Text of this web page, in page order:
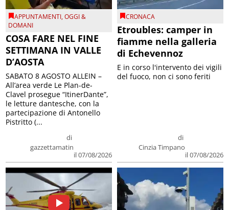
APPUNTAMENTI,OGGI &
DOMANI
COSA FARE NEL FINE
SETTIMANA IN VALLE
D’AOSTA
di
gazzettamatin
il 07/08/2026
SABATO 8 AGOSTO ALLEIN –
All’area verde Le Plan-de-
Clavel prosegue “ItinerDante”,
le letture dantesche, con la
partecipazione di Antonello
Pistritto (...
CRONACA
Etroubles: camper in
fiamme nella galleria
di Echevennoz
di
Cinzia Timpano
il 07/08/2026
E in corso l'intervento dei vigili
del fuoco, non ci sono feriti